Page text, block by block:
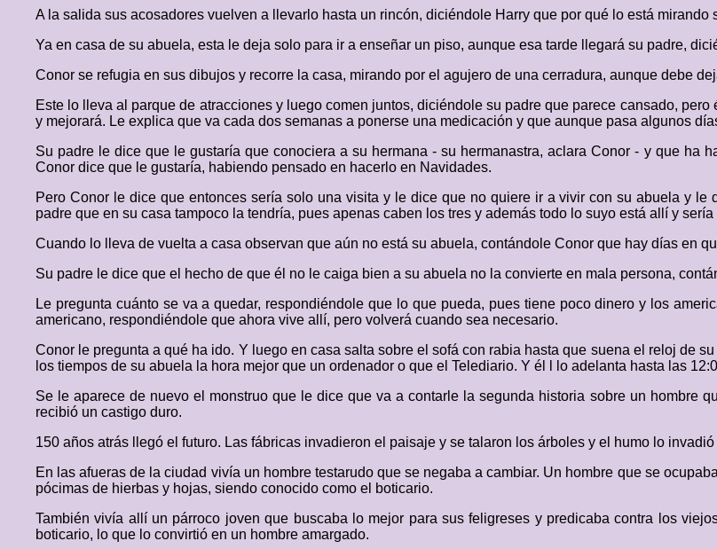
A la salida sus acosadores vuelven a llevarlo hasta un rincón, diciéndole Harry que por qué lo está
Ya en casa de su abuela, esta le deja solo para ir a enseñar un piso, aunque esa tarde llegará su padre,
Conor se refugia en sus dibujos y recorre la casa, mirando por el agujero de una cerradura, aunque debe
Este lo lleva al parque de atracciones y luego comen juntos, diciéndole su padre que parece cansado,
y mejorará. Le explica que va cada dos semanas a ponerse una medicación y que aunque pasa algunos
Su padre le dice que le gustaría que conociera a su hermana - su hermanastra, aclara Conor - y que ha
Conor dice que le gustaría, habiendo pensado en hacerlo en Navidades.
Pero Conor le dice que entonces sería solo una visita y le dice que no quiere ir a vivir con su abuela y
padre que en su casa tampoco la tendría, pues apenas caben los tres y además todo lo suyo está allí y
Cuando lo lleva de vuelta a casa observan que aún no está su abuela, contándole Conor que hay días en
Su padre le dice que el hecho de que él no le caiga bien a su abuela no la convierte en mala persona,
Le pregunta cuánto se va a quedar, respondiéndole que lo que pueda, pues tiene poco dinero y los
americano, respondiéndole que ahora vive allí, pero volverá cuando sea necesario.
Conor le pregunta a qué ha ido. Y luego en casa salta sobre el sofá con rabia hasta que suena el reloj de
los tiempos de su abuela la hora mejor que un ordenador o que el Telediario. Y él l lo adelanta hasta las
Se le aparece de nuevo el monstruo que le dice que va a contarle la segunda historia sobre un hombre
recibió un castigo duro.
150 años atrás llegó el futuro. Las fábricas invadieron el paisaje y se talaron los árboles y el humo lo
En las afueras de la ciudad vivía un hombre testarudo que se negaba a cambiar. Un hombre que se
pócimas de hierbas y hojas, siendo conocido como el boticario.
También vivía allí un párroco joven que buscaba lo mejor para sus feligreses y predicaba contra los
boticario, lo que lo convirtió en un hombre amargado.